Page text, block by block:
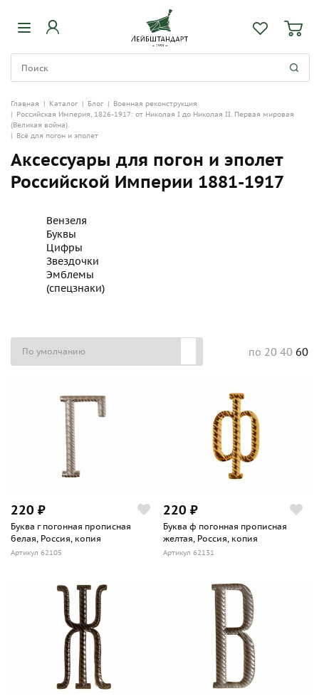
Главная | Каталог | Блог | Военная реконструкция
| Российская Империя, 1826-1917: от Николая I до Николая II. Первая мировая
(Великая война).
| Всё для погон и эполет
Аксессуары для погон и эполет
Российской Империи 1881-1917
Вензеля
Буквы
Цифры
Звездочки
Эмблемы
(спецзнаки)
по 20 40 60
220 ₽
Буква г погонная прописная
белая, Россия, копия
Артикул 62105
220 ₽
Буква ф погонная прописная
желтая, Россия, копия
Артикул 62131